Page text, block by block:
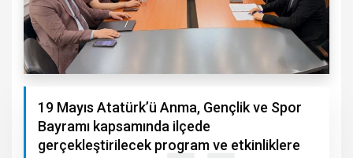
19 Mayıs Atatürk’ü Anma, Gençlik ve Spor
Bayramı kapsamında ilçede
gerçekleştirilecek program ve etkinliklere